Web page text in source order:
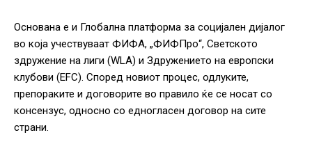
Основана е и Глобална платформа за социјален дијалог
во која учествуваат ФИФА, „ФИФПро“, Светското
здружение на лиги (WLA) и Здружението на европски
клубови (EFC). Според новиот процес, одлуките,
препораките и договорите во правило ќе се носат со
консензус, односно со едногласен договор на сите
страни.